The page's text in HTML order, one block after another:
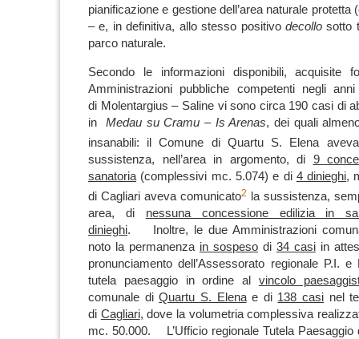
pianificazione e gestione dell’area naturale protetta
– e, in definitiva, allo stesso positivo decollosotto
parco naturale.
Secondo le informazioni disponibili, acquisite
Amministrazioni pubbliche competenti negli anni
di Molentargius – Saline vi sono circa 190 casi di
inMedau su Cramu – Is Arenas, dei quali
insanabili: il Comune di Quartu S. Elena
sussistenza, nell’area in argomento, di 9
sanatoria(complessivi mc. 5.074) e di 4 dinieghi,
di Cagliari aveva comunicato2
la sussistenza,
area, di nessuna concessione edilizia in
dinieghi. Inoltre, le due Amministrazioni
noto la permanenza in sospeso di 34 casi in
pronunciamento dell’Assessorato regionale P.I.
tutela paesaggio in ordine al vincolo
comunale diQuartu S. Elenae di 138 casi nel
di Cagliari, dove la volumetria complessiva
mc. 50.000. L’Ufficio regionale Tutela Paesaggio